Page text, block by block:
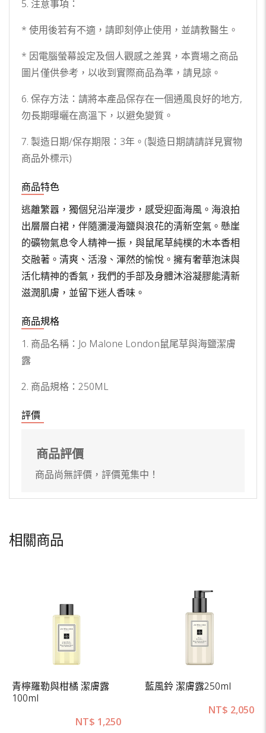
5. 注意事項：
* 使用後若有不適，請即刻停止使用，並請教醫生。
* 因電腦螢幕設定及個人觀感之差異，本賣場之商品
圖片僅供參考，以收到實際商品為準，請見諒。
6. 保存方法：請將本產品保存在一個通風良好的地方,
勿長期曝曬在高溫下，以避免變質。
7. 製造日期/保存期限：3年。(製造日期請請詳見實物
商品外標示)
商品特色
逃離繁囂，獨個兒沿岸漫步，感受迎面海風。海浪拍
出層層白裙，伴隨瀰漫海鹽與浪花的清新空氣。懸崖
的礦物氣息令人精神一振，與鼠尾草純樸的木本香相
交融著。清爽、活潑、渾然的愉悅。擁有奢華泡沫與
活化精神的香氣，我們的手部及身體沐浴凝膠能清新
滋潤肌膚，並留下迷人香味。
商品規格
1. 商品名稱：Jo Malone London鼠尾草與海鹽潔膚
露
2. 商品規格：250ML
評價
商品評價
商品尚無評價，評價蒐集中！
相關商品
青檸羅勒與柑橘 潔膚露
100ml
NT$ 1,250
藍風鈴 潔膚露250ml
NT$ 2,050